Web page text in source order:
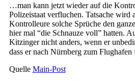
…man kann jetzt wieder auf die
Polizeistaat verfluchen. Tatsache wird
Kontrolleure solche Sprüche den
hier mal “die Schnauze voll” hatten.
Kitzinger nicht anders, wenn er
dass er nach Nürnberg zum
Quelle Main-Post